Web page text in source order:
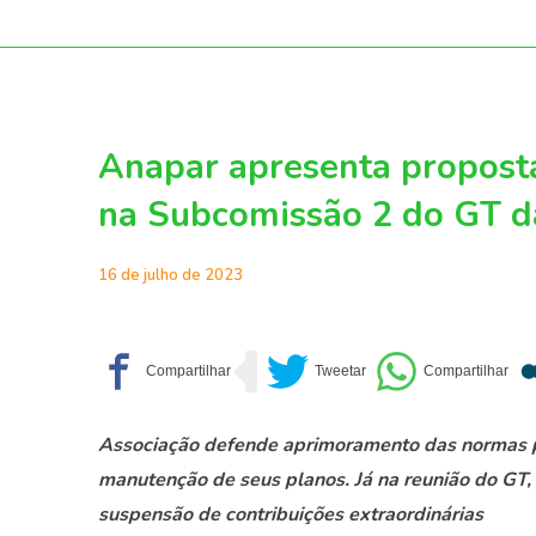
Anapar apresenta
na Subcomissão 2 do GT
16 de julho de 2023
Associação defende aprimoramento das
manutenção de seus planos. Já na reunião do
suspensão de contribuições extraordinárias